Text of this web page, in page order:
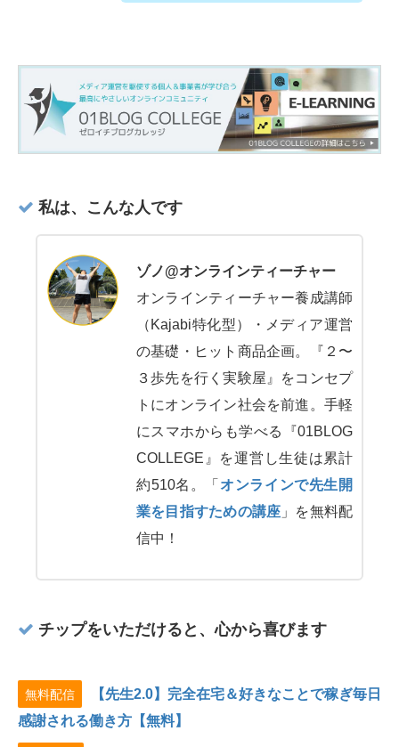
私は、こんな人です
ゾノ@オンラインティーチャー
オンラインティーチャー養成講師
（Kajabi特化型）・メディア運営
の基礎・ヒット商品企画。『２〜
３歩先を行く実験屋』をコンセプ
トにオンライン社会を前進。手軽
にスマホからも学べる『01BLOG
COLLEGE』を運営し生徒は累計
約510名。「 オンラインで先生開
業を目指すための講座 」を無料配
信中！
チップをいただけると、心から喜びます
無料配信
【先生2.0】完全在宅＆好きなことで稼ぎ毎日
感謝される働き方【無料】